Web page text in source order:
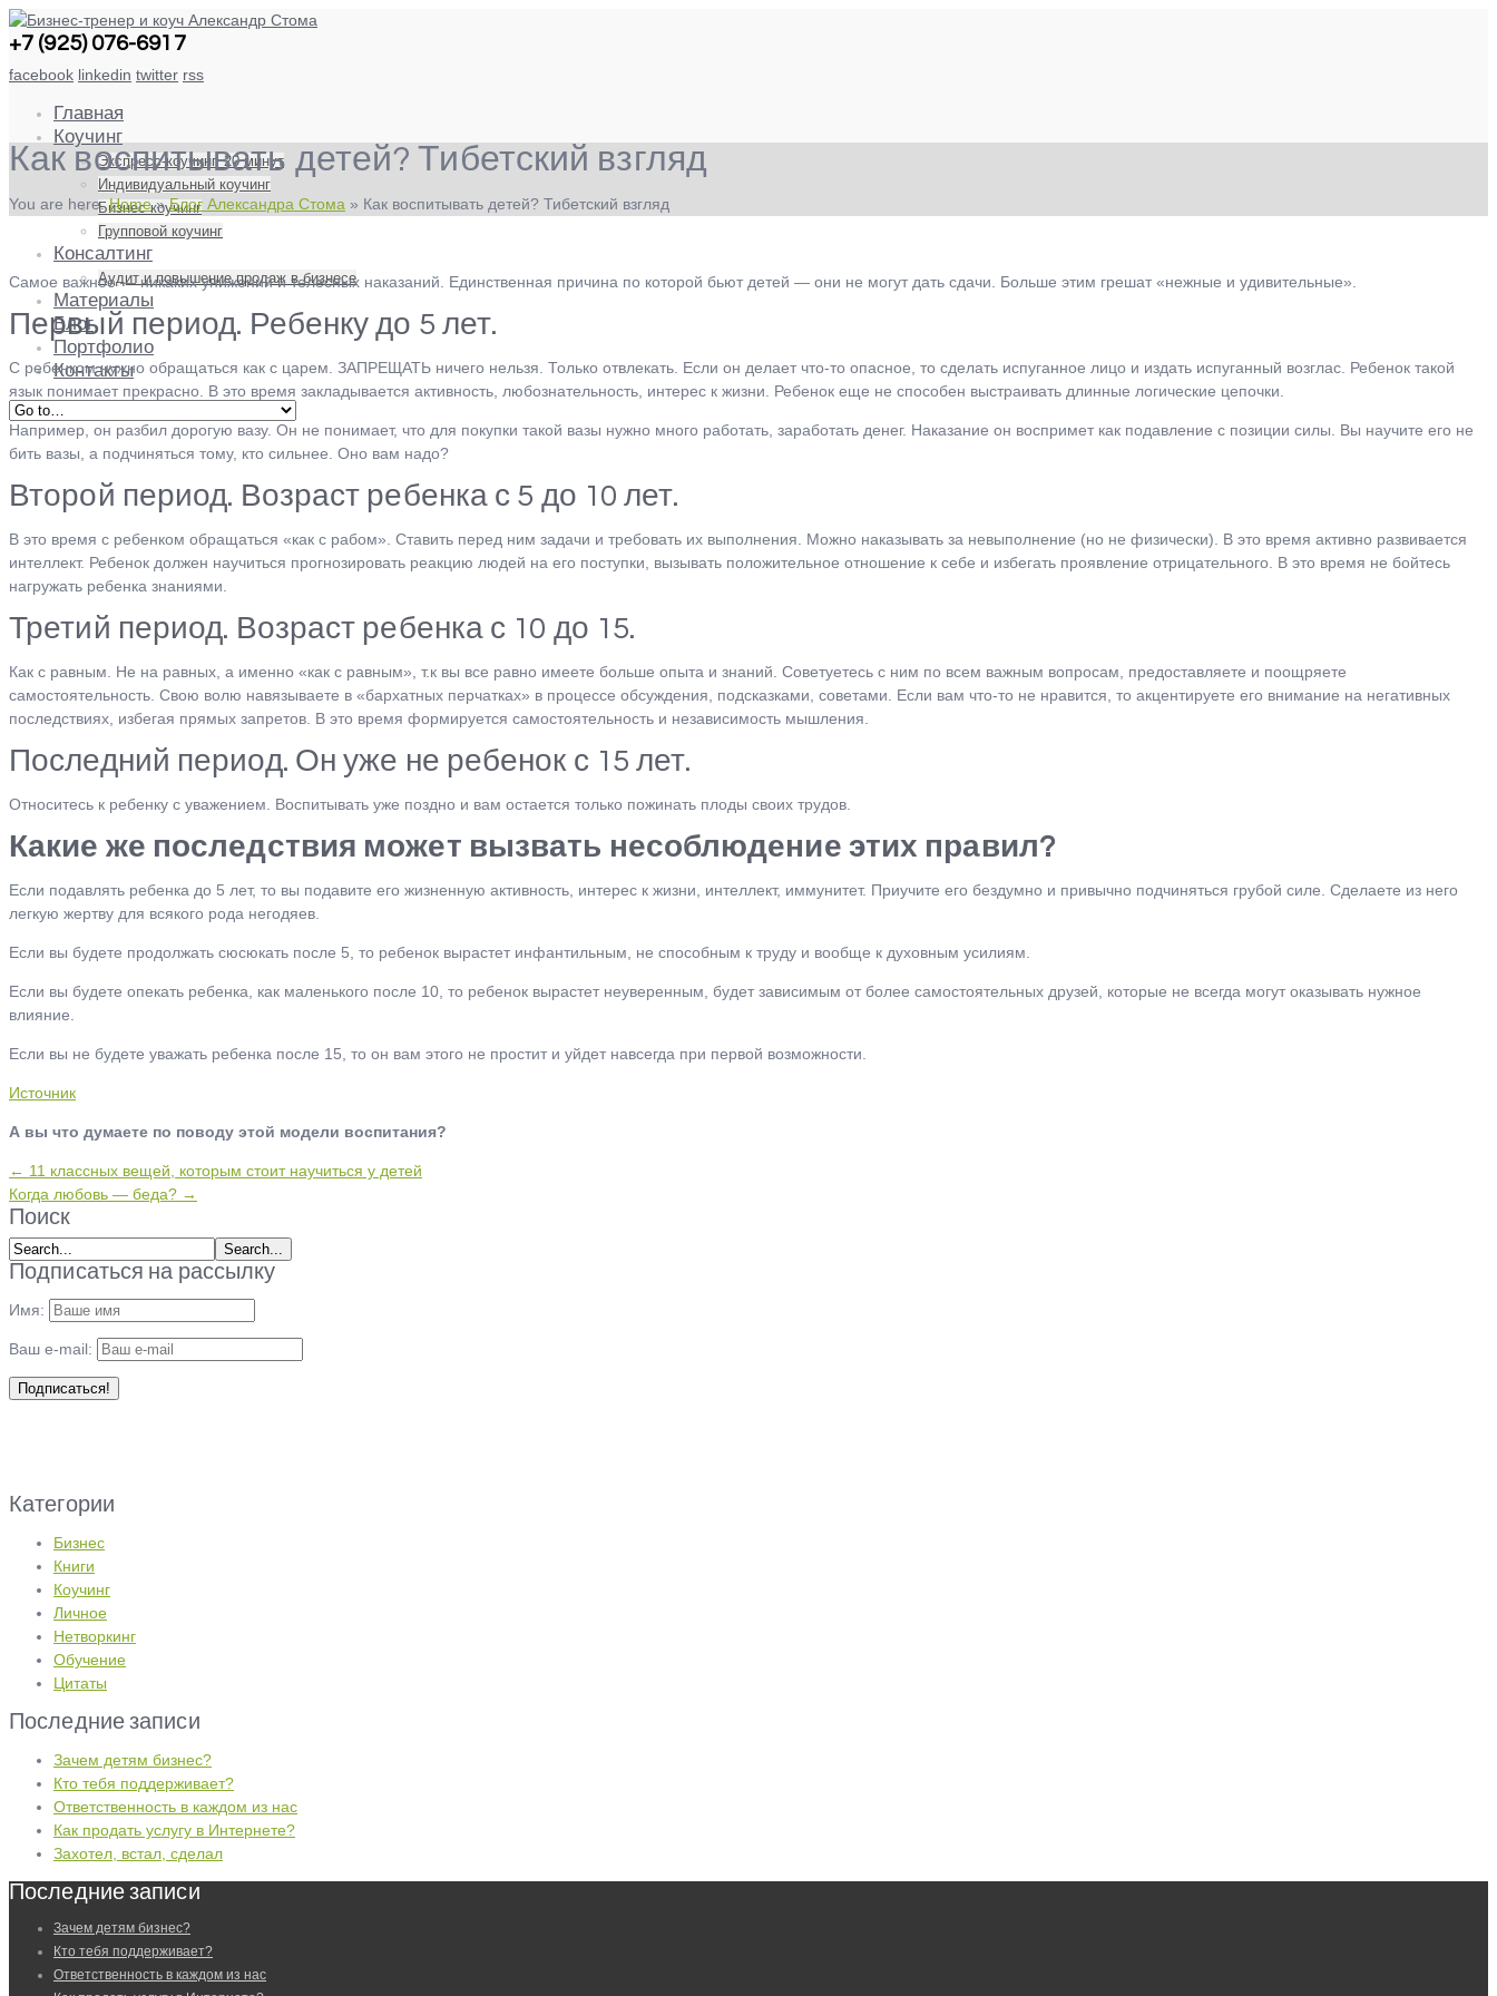
+7 (925) 076-6917
facebook linkedin twitter rss
Главная
Коучинг
Экспресс-коучинг. 20 минут
Индивидуальный коучинг
Бизнес коучинг
Групповой коучинг
Консалтинг
Аудит и повышение продаж в бизнесе
Материалы
Блог
Портфолио
Контакты
Как воспитывать детей? Тибетский взгляд
You are here:Home » Блог Александра Стома » Как воспитывать детей? Тибетский взгляд
Самое важное — никаких унижений и телесных наказаний. Единственная причина по которой бьют детей — они не могут дать сдачи. Больше этим грешат «нежные и удивительные».
Первый период. Ребенку до 5 лет.
С ребенком нужно обращаться как с царем. ЗАПРЕЩАТЬ ничего нельзя. Только отвлекать. Если он делает что-то опасное, то сделать испуганное лицо и издать испуганный возглас. Ребенок такой
язык понимает прекрасно. В это время закладывается активность, любознательность, интерес к жизни. Ребенок еще не способен выстраивать длинные логические цепочки.
Например, он разбил дорогую вазу. Он не понимает, что для покупки такой вазы нужно много работать, заработать денег. Наказание он воспримет как подавление с позиции силы. Вы научите его не
бить вазы, а подчиняться тому, кто сильнее. Оно вам надо?
Второй период. Возраст ребенка с 5 до 10 лет.
В это время с ребенком обращаться «как с рабом». Ставить перед ним задачи и требовать их выполнения. Можно наказывать за невыполнение (но не физически). В это время активно развивается
интеллект. Ребенок должен научиться прогнозировать реакцию людей на его поступки, вызывать положительное отношение к себе и избегать проявление отрицательного. В это время не бойтесь
нагружать ребенка знаниями.
Третий период. Возраст ребенка с 10 до 15.
Как с равным. Не на равных, а именно «как с равным», т.к вы все равно имеете больше опыта и знаний. Советуетесь с ним по всем важным вопросам, предоставляете и поощряете
самостоятельность. Свою волю навязываете в «бархатных перчатках» в процессе обсуждения, подсказками, советами. Если вам что-то не нравится, то акцентируете его внимание на негативных
последствиях, избегая прямых запретов. В это время формируется самостоятельность и независимость мышления.
Последний период. Он уже не ребенок с 15 лет.
Относитесь к ребенку с уважением. Воспитывать уже поздно и вам остается только пожинать плоды своих трудов.
Какие же последствия может вызвать несоблюдение этих правил?
Если подавлять ребенка до 5 лет, то вы подавите его жизненную активность, интерес к жизни, интеллект, иммунитет. Приучите его бездумно и привычно подчиняться грубой силе. Сделаете из него
легкую жертву для всякого рода негодяев.
Если вы будете продолжать сюсюкать после 5, то ребенок вырастет инфантильным, не способным к труду и вообще к духовным усилиям.
Если вы будете опекать ребенка, как маленького после 10, то ребенок вырастет неуверенным, будет зависимым от более самостоятельных друзей, которые не всегда могут оказывать нужное
влияние.
Если вы не будете уважать ребенка после 15, то он вам этого не простит и уйдет навсегда при первой возможности.
Источник
А вы что думаете по поводу этой модели воспитания?
← 11 классных вещей, которым стоит научиться у детей
Когда любовь — беда? →
Поиск
Подписаться на рассылку
Имя:
Ваш e-mail:
Категории
Бизнес
Книги
Коучинг
Личное
Нетворкинг
Обучение
Цитаты
Последние записи
Зачем детям бизнес?
Кто тебя поддерживает?
Ответственность в каждом из нас
Как продать услугу в Интернете?
Захотел, встал, сделал
Последние записи
Зачем детям бизнес?
Кто тебя поддерживает?
Ответственность в каждом из нас